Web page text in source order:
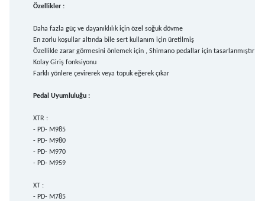
Özellikler :
Daha fazla güç ve dayanıklılık için özel soğuk dövme
En zorlu koşullar altında bile sert kullanım için üretilmiş
Özellikle zarar görmesini önlemek için , Shimano pedallar için tasarlanmıştır
Kolay Giriş fonksiyonu
Farklı yönlere çevirerek veya topuk eğerek çıkar
Pedal Uyumluluğu :
XTR :
- PD- M985
- PD- M980
- PD- M970
- PD- M959
XT :
- PD- M785